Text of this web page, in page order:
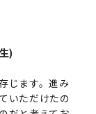
)
じます。進み
いただけたの